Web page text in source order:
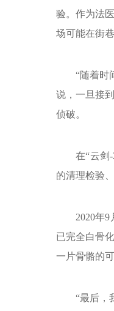
验。作为法
场可能在街
“随着时
说，一旦接
侦破。
在“云剑
的清理检验
2020年
已完全白骨
一片骨骼的可
“最后，